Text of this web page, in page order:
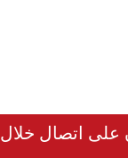
خلال 24 ساعة.